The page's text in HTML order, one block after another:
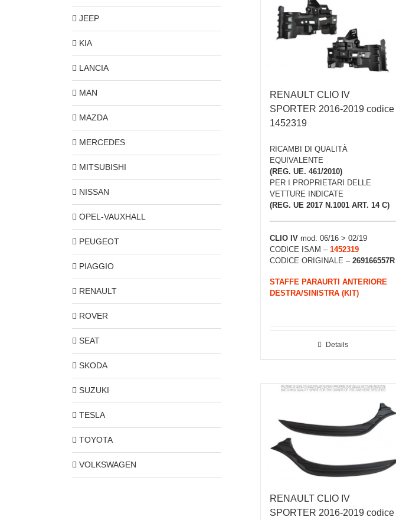
RENAULT CLIO IV
SPORTER 2016-2019 codice
1452319
RICAMBI DI QUALITÀ
EQUIVALENTE
(REG. UE. 461/2010)
PER I PROPRIETARI DELLE
VETTURE INDICATE
(REG. UE 2017 N.1001 ART. 14 C)
CLIO IV mod. 06/16 > 02/19
CODICE ISAM – 1452319
CODICE ORIGINALE – 269166557R
STAFFE PARAURTI ANTERIORE
DESTRA/SINISTRA (KIT)
Details
RENAULT CLIO IV
SPORTER 2016-2019 codice
JEEP
KIA
LANCIA
MAN
MAZDA
MERCEDES
MITSUBISHI
NISSAN
OPEL-VAUXHALL
PEUGEOT
PIAGGIO
RENAULT
ROVER
SEAT
SKODA
SUZUKI
TESLA
TOYOTA
VOLKSWAGEN